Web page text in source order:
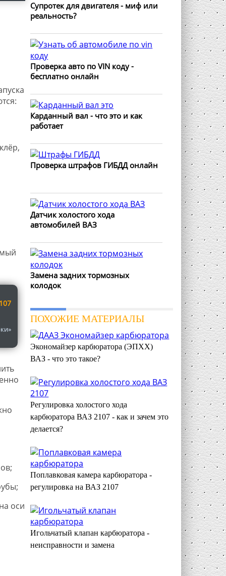
оси
Супротек для двигателя - миф или
реальность?
Проверка авто по VIN коду -
бесплатно онлайн
Карданный вал - что это и как
работает
Проверка штрафов ГИБДД онлайн
Датчик холостого хода
автомобилей ВАЗ
Замена задних тормозных
колодок
ПОХОЖИЕ МАТЕРИАЛЫ
Экономайзер карбюратора (ЭПХХ)
ВАЗ - что это такое?
Регулировка холостого хода
карбюратора ВАЗ 2107 - как и зачем это
делается?
Поплавковая камера карбюратора -
регулировка на ВАЗ 2107
Игольчатый клапан карбюратора -
неисправности и замена